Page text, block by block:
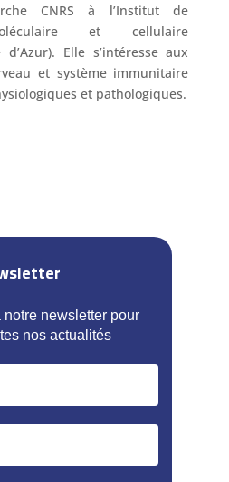
CNRS à l’Institut de
et cellulaire
d’Azur). Elle s’intéresse aux
et système immunitaire
et pathologiques.
notre newsletter pour
nos actualités